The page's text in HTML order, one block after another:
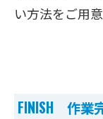
い方法をご用
FINISH 作業